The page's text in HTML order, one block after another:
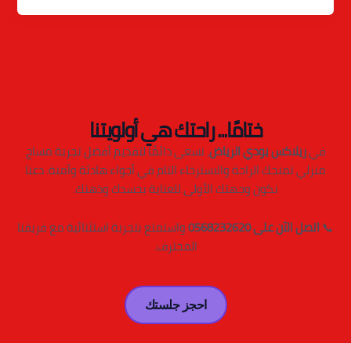
ختامًا... راحتك هي أولويتنا
فيريلاكس بودي الرياض، نسعى دائمًا لتقديم أفضل تجربة مساج
منزلي تمنحك الراحة والاسترخاء التام في أجواء هادئة وآمنة. دعنا
نكون وجهتك الأولى للعناية بجسدك وذهنك.
📞اتصل الآن على 0568232620
واستمتع بتجربة استثنائية مع فريقنا
المحترف.
احجز جلستك